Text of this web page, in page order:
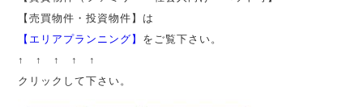
【売買物件・投資物件】は
【エリアプランニング】 をご覧下さい。
↑ ↑ ↑ ↑ ↑
クリックして下さい。